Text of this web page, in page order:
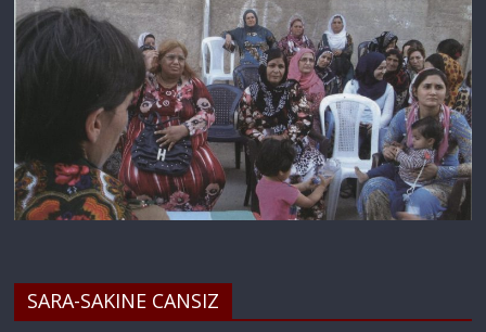
SARA-SAKINE CANSIZ